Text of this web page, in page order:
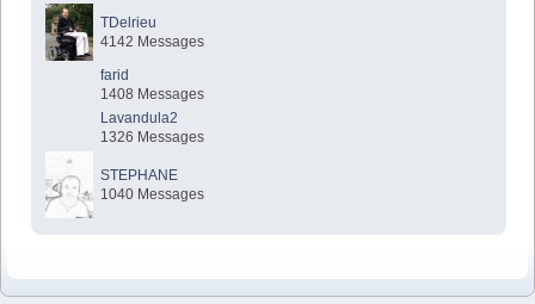
TDelrieu
4142 Messages
farid
1408 Messages
Lavandula2
1326 Messages
STEPHANE
1040 Messages